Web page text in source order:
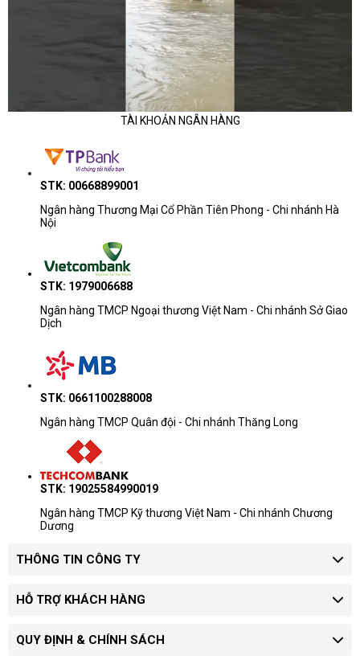
TÀI KHOẢN NGÂN HÀNG
STK: 00668899001
Ngân hàng Thương Mại Cổ Phần Tiên Phong - Chi nhánh Hà
Nội
STK: 1979006688
Ngân hàng TMCP Ngoại thương Việt Nam - Chi nhánh Sở Giao
Dịch
STK: 0661100288008
Ngân hàng TMCP Quân đội - Chi nhánh Thăng Long
STK: 19025584990019
Ngân hàng TMCP Kỹ thương Việt Nam - Chi nhánh Chương
Dương
THÔNG TIN CÔNG TY
HỖ TRỢ KHÁCH HÀNG
QUY ĐỊNH & CHÍNH SÁCH